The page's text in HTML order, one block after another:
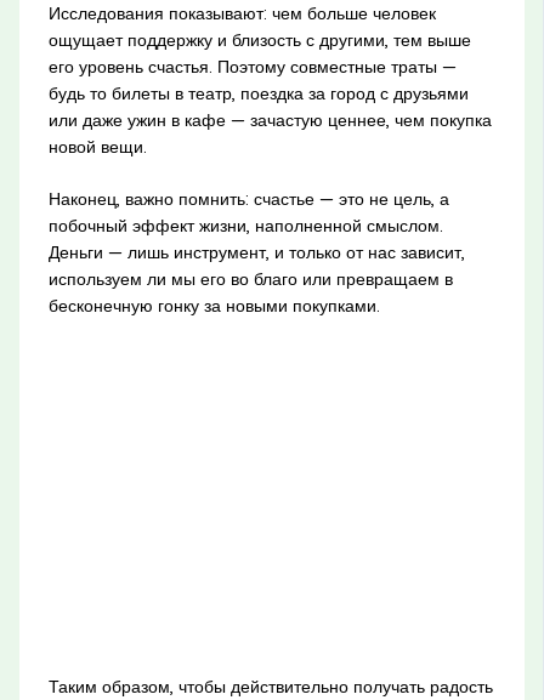
Исследования показывают: чем больше человек
ощущает поддержку и близость с другими, тем выше
его уровень счастья. Поэтому совместные траты —
будь то билеты в театр, поездка за город с друзьями
или даже ужин в кафе — зачастую ценнее, чем покупка
новой вещи.
Наконец, важно помнить: счастье — это не цель, а
побочный эффект жизни, наполненной смыслом.
Деньги — лишь инструмент, и только от нас зависит,
используем ли мы его во благо или превращаем в
бесконечную гонку за новыми покупками.
Таким образом, чтобы действительно получать радость